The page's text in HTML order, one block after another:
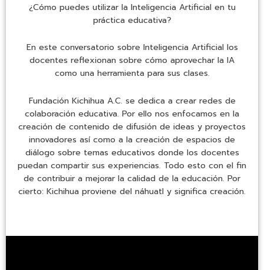
¿Cómo puedes utilizar la Inteligencia Artificial en tu
práctica educativa?
En este conversatorio sobre Inteligencia Artificial los
docentes reflexionan sobre cómo aprovechar la IA
como una herramienta para sus clases.
Fundación Kichihua A.C. se dedica a crear redes de
colaboración educativa. Por ello nos enfocamos en la
creación de contenido de difusión de ideas y proyectos
innovadores así como a la creación de espacios de
diálogo sobre temas educativos donde los docentes
puedan compartir sus experiencias. Todo esto con el fin
de contribuir a mejorar la calidad de la educación. Por
cierto: Kichihua proviene del náhuatl y significa creación.